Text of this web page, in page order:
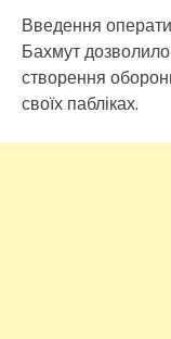
Введення
Бахмут
створення
своїх пабліках.